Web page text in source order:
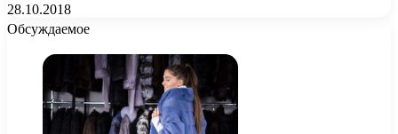
28.10.2018
Обсуждаемое